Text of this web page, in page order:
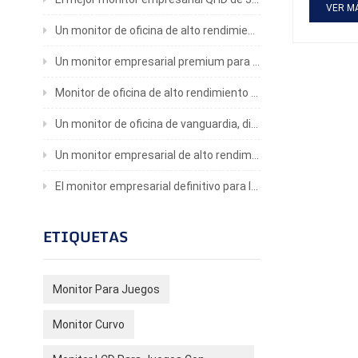
puede
VER
Un monitor de oficina de alto rendimiento para profesionales
Un monitor empresarial premium para una productividad inigualable
Monitor de oficina de alto rendimiento con una claridad impresionante
Un monitor de oficina de vanguardia, diseñado meticulosamente para brindar una experiencia visual inigualable
Un monitor empresarial de alto rendimiento para una mayor productividad
El monitor empresarial definitivo para la eficiencia y la comodidad visual
ETIQUETAS
Monitor Para Juegos
Monitor Curvo